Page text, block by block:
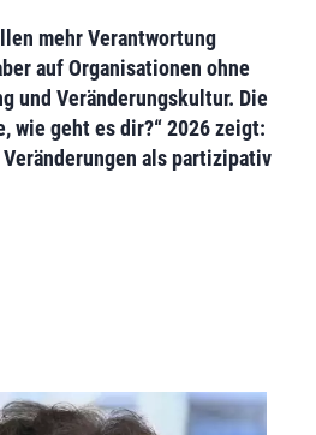
mehr Verantwortung
auf Organisationen ohne
und Veränderungskultur. Die
wie geht es dir?“ 2026 zeigt:
als partizipativ